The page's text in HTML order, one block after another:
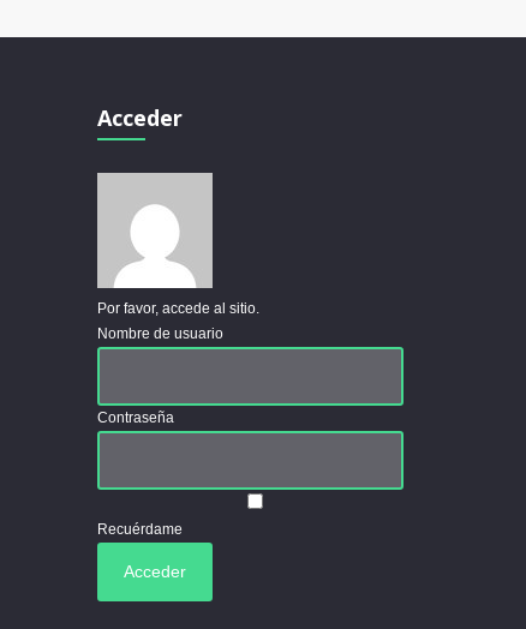
Acceder
Por favor, accede al sitio.
Nombre de usuario
Contraseña
Recuérdame